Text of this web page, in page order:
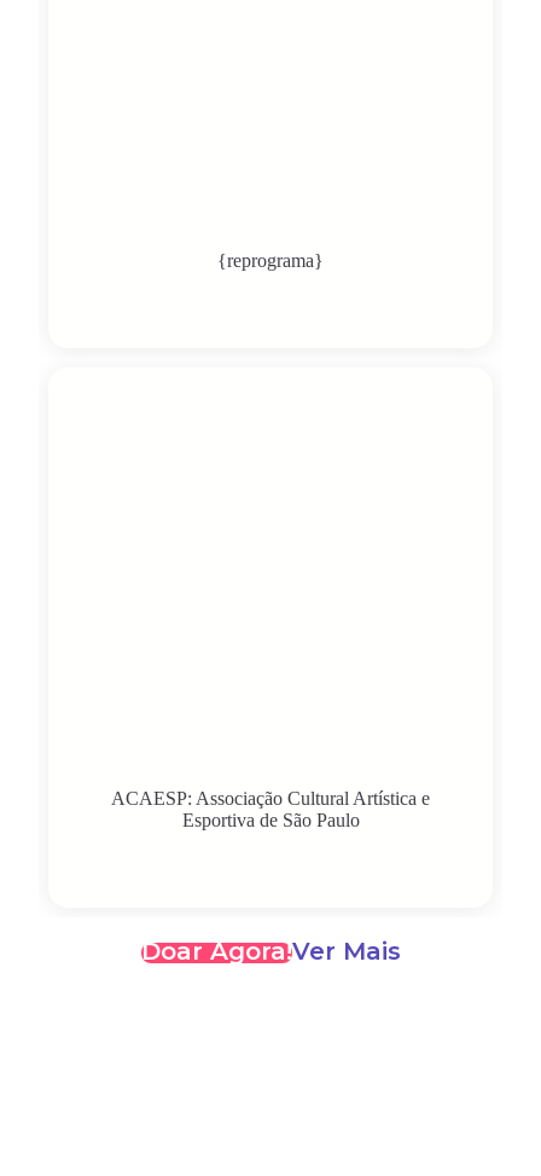
{reprograma}
ACAESP: Associação Cultural Artística e
Esportiva de São Paulo
Doar Agora!Ver Mais